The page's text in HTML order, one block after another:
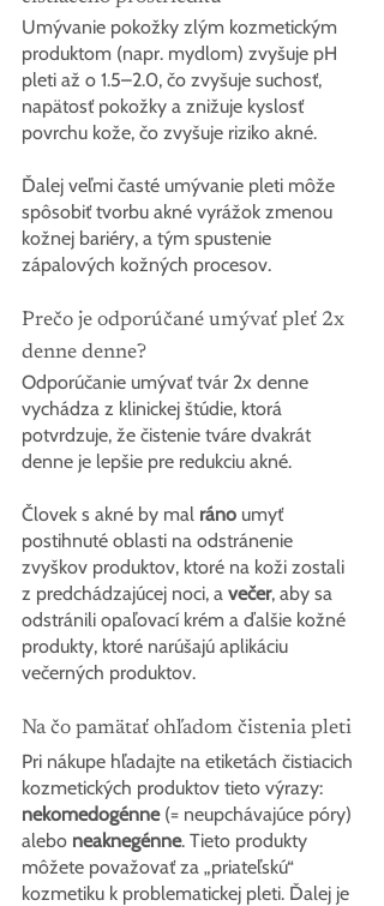
Umývanie pokožky zlým kozmetickým
produktom (napr. mydlom) zvyšuje pH
pleti až o 1.5–2.0, čo zvyšuje suchosť,
napätosť pokožky a znižuje kyslosť
povrchu kože, čo zvyšuje riziko akné.
Ďalej veľmi časté umývanie pleti môže
spôsobiť tvorbu akné vyrážok zmenou
kožnej bariéry, a tým spustenie
zápalových kožných procesov.
Prečo je odporúčané umývať pleť 2x
denne denne?
Odporúčanie umývať tvár 2x denne
vychádza z klinickej štúdie, ktorá
potvrdzuje, že čistenie tváre dvakrát
denne je lepšie pre redukciu akné.
Človek s akné by mal ráno umyť
postihnuté oblasti na odstránenie
zvyškov produktov, ktoré na koži zostali
z predchádzajúcej noci, a večer, aby sa
odstránili opaľovací krém a ďalšie kožné
produkty, ktoré narúšajú aplikáciu
večerných produktov.
Na čo pamätať ohľadom čistenia pleti
Pri nákupe hľadajte na etiketách čistiacich
kozmetických produktov tieto výrazy:
nekomedogénne (= neupchávajúce póry)
alebo neaknegénne. Tieto produkty
môžete považovať za „priateľskú“
kozmetiku k problematickej pleti. Ďalej je